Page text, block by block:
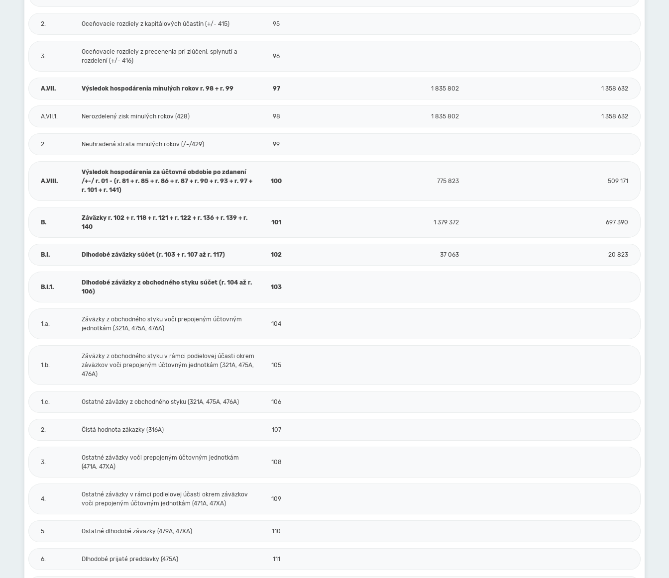
2. Oceňovacie rozdiely z kapitálových účastín (+/- 415) 95
3.
Oceňovacie rozdiely z precenenia pri zlúčení, splynutí a
rozdelení (+/- 416)
96
A.VII. Výsledok hospodárenia minulých rokov r. 98 + r. 99 97 1 835 802 1 358 632
A.VII.1. Nerozdelený zisk minulých rokov (428) 98 1 835 802 1 358 632
2. Neuhradená strata minulých rokov (/-/429) 99
A.VIII.
Výsledok hospodárenia za účtovné obdobie po zdanení
/+-/ r. 01 - (r. 81 + r. 85 + r. 86 + r. 87 + r. 90 + r. 93 + r. 97 +
r. 101 + r. 141)
100 775 823 509 171
B.
Záväzky r. 102 + r. 118 + r. 121 + r. 122 + r. 136 + r. 139 + r.
140
101 1 379 372 697 390
B.I. Dlhodobé záväzky súčet (r. 103 + r. 107 až r. 117) 102 37 063 20 823
B.I.1.
Dlhodobé záväzky z obchodného styku súčet (r. 104 až r.
106)
103
1.a.
Záväzky z obchodného styku voči prepojeným účtovným
jednotkám (321A, 475A, 476A)
104
1.b.
Záväzky z obchodného styku v rámci podielovej účasti okrem
záväzkov voči prepojeným účtovným jednotkám (321A, 475A,
476A)
105
1.c. Ostatné záväzky z obchodného styku (321A, 475A, 476A) 106
2. Čistá hodnota zákazky (316A) 107
3.
Ostatné záväzky voči prepojeným účtovným jednotkám
(471A, 47XA)
108
4.
Ostatné záväzky v rámci podielovej účasti okrem záväzkov
voči prepojeným účtovným jednotkám (471A, 47XA)
109
5. Ostatné dlhodobé záväzky (479A, 47XA) 110
6. Dlhodobé prijaté preddavky (475A) 111